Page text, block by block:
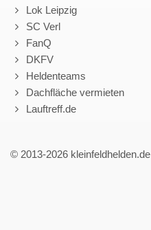
Lok Leipzig
SC Verl
FanQ
DKFV
Heldenteams
Dachfläche vermieten
Lauftreff.de
© 2013-2026 kleinfeldhelden.de